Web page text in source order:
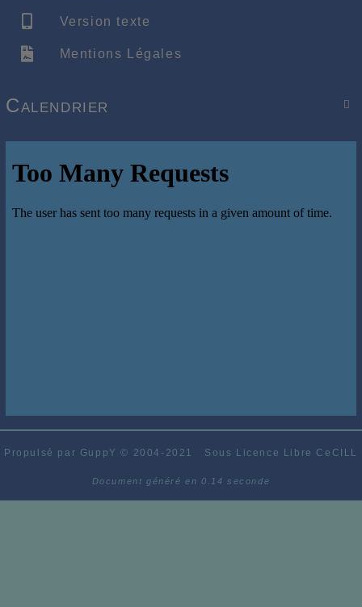
Version texte
Mentions Légales

Calendrier
Propulsé par GuppY© 2004-2021 Sous Licence Libre CeCILL
Document généré en 0.14 seconde